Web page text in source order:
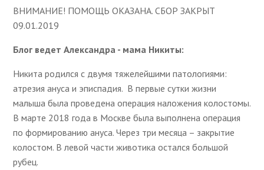
ВНИМАНИЕ! ПОМОЩЬ ОКАЗАНА. СБОР ЗАКРЫТ
09.01.2019
Блог ведет Александра - мама Никиты:
Никита родился с двумя тяжелейшими патологиями:
атрезия ануса и эписпадия. В первые сутки жизни
малыша была проведена операция наложения колостомы.
В марте 2018 года в Москве была выполнена операция
по формированию ануса. Через три месяца – закрытие
колостом. В левой части животика остался большой
рубец.